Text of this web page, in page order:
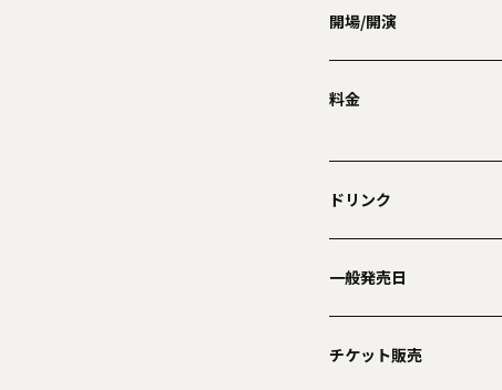
開場/開演
料金
ドリンク
一般発売日
チケット販売